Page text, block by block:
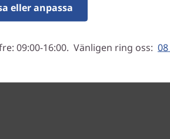
eller anpassa
09:00-16:00. Vänligen ring oss: